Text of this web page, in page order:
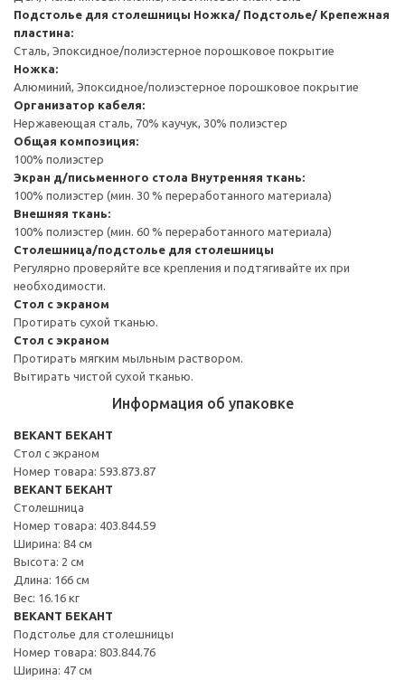
Подстолье для столешницы Ножка/ Подстолье/ Крепежная
пластина:
Сталь, Эпоксидное/полиэстерное порошковое покрытие
Ножка:
Алюминий, Эпоксидное/полиэстерное порошковое покрытие
Организатор кабеля:
Нержавеющая сталь, 70% каучук, 30% полиэстер
Общая композиция:
100% полиэстер
Экран д/письменного стола Внутренняя ткань:
100% полиэстер (мин. 30 % переработанного материала)
Внешняя ткань:
100% полиэстер (мин. 60 % переработанного материала)
Столешница/подстолье для столешницы
Регулярно проверяйте все крепления и подтягивайте их при
необходимости.
Стол с экраном
Протирать сухой тканью.
Стол с экраном
Протирать мягким мыльным раствором.
Вытирать чистой сухой тканью.
Информация об упаковке
BEKANT БЕКАНТ
Стол с экраном
Номер товара: 593.873.87
BEKANT БЕКАНТ
Столешница
Номер товара: 403.844.59
Ширина: 84 см
Высота: 2 см
Длина: 166 см
Вес: 16.16 кг
BEKANT БЕКАНТ
Подстолье для столешницы
Номер товара: 803.844.76
Ширина: 47 см